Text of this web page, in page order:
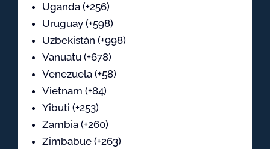
Uganda (+256)
Uruguay (+598)
Uzbekistán (+998)
Vanuatu (+678)
Venezuela (+58)
Vietnam (+84)
Yibuti (+253)
Zambia (+260)
Zimbabue (+263)